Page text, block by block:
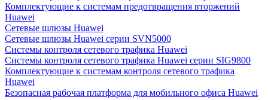
Комплектующие к системам предотвращения вторжений
Huawei
Сетевые шлюзы Huawei
Сетевые шлюзы Huawei серии SVN5000
Системы контроля сетевого трафика Huawei
Системы контроля сетевого трафика Huawei серии SIG9800
Комплектующие к системам контроля сетевого трафика
Huawei
Безопасная рабочая платформа для мобильного офиса Huawei